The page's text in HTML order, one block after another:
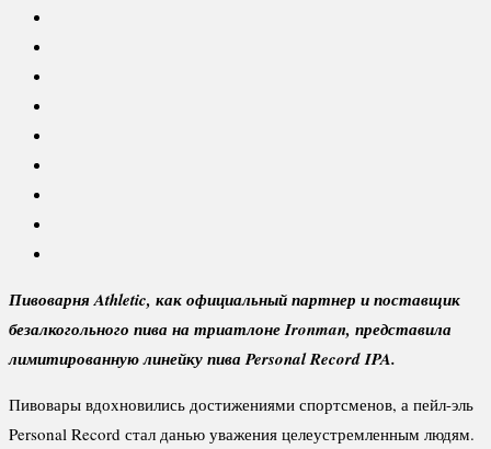
Пивоварня Athletic, как официальный партнер и поставщик
безалкогольного пива на триатлоне Ironman, представила
лимитированную линейку пива Personal Record IPA.
Пивовары вдохновились достижениями спортсменов, а пейл-эль
Personal Record стал данью уважения целеустремленным людям.